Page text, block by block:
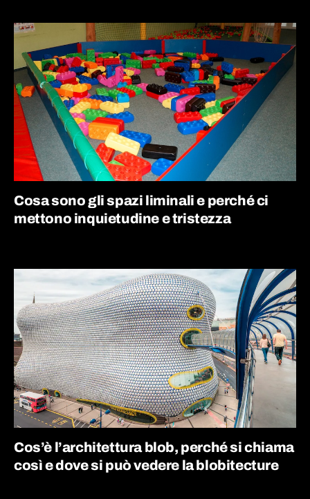
Cosa sono gli spazi liminali e perché ci
mettono inquietudine e tristezza
Cos’è l’architettura blob, perché si chiama
così e dove si può vedere la blobitecture